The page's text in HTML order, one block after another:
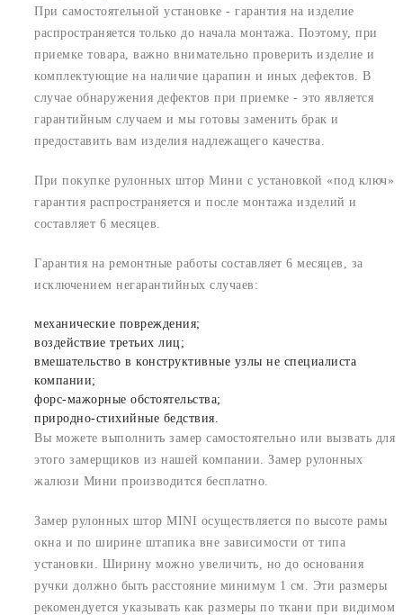
При самостоятельной установке - гарантия на изделие
распространяется только до начала монтажа. Поэтому, при
приемке товара, важно внимательно проверить изделие и
комплектующие на наличие царапин и иных дефектов. В
случае обнаружения дефектов при приемке - это является
гарантийным случаем и мы готовы заменить брак и
предоставить вам изделия надлежащего качества.
При покупке рулонных штор Мини с установкой «под ключ»
гарантия распространяется и после монтажа изделий и
составляет 6 месяцев.
Гарантия на ремонтные работы составляет 6 месяцев, за
исключением негарантийных случаев:
механические повреждения;
воздействие третьих лиц;
вмешательство в конструктивные узлы не специалиста
компании;
форс-мажорные обстоятельства;
природно-стихийные бедствия.
Вы можете выполнить замер самостоятельно или вызвать для
этого замерщиков из нашей компании. Замер рулонных
жалюзи Мини производится бесплатно.
Замер рулонных штор MINI осуществляется по высоте рамы
окна и по ширине штапика вне зависимости от типа
установки. Ширину можно увеличить, но до основания
ручки должно быть расстояние минимум 1 см. Эти размеры
рекомендуется указывать как размеры по ткани при видимом